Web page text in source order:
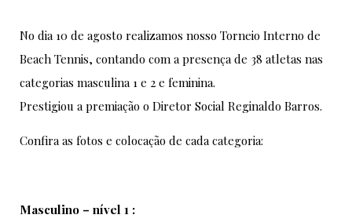
No dia 10 de agosto realizamos nosso Torneio Interno de
Beach Tennis, contando com a presença de 38 atletas nas
categorias masculina 1 e 2 e feminina.
Prestigiou a premiação o Diretor Social Reginaldo Barros.
Confira as fotos e colocação de cada categoria:
Masculino – nível 1 :